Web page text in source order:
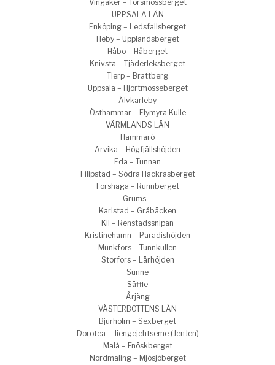
Vingåker – Torsmossberget
UPPSALA LÄN
Enköping – Ledsfallsberget
Heby – Upplandsberget
Håbo – Håberget
Knivsta – Tjäderleksberget
Tierp – Brattberg
Uppsala – Hjortmosseberget
Älvkarleby
Östhammar – Flymyra Kulle
VÄRMLANDS LÄN
Hammarö
Arvika – Högfjällshöjden
Eda – Tunnan
Filipstad – Södra Hackrasberget
Forshaga – Runnberget
Grums –
Karlstad – Gråbäcken
Kil – Renstadssnipan
Kristinehamn – Paradishöjden
Munkfors – Tunnkullen
Storfors – Lårhöjden
Sunne
Säffle
Årjäng
VÄSTERBOTTENS LÄN
Bjurholm – Sexberget
Dorotea – Jiengejehtseme (JenJen)
Malå – Fnöskberget
Nordmaling – Mjösjöberget